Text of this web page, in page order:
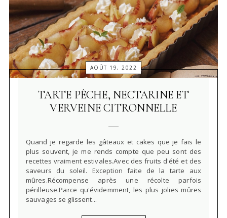
AOÛT 19, 2022
TARTE PÊCHE, NECTARINE ET
VERVEINE CITRONNELLE
Quand je regarde les gâteaux et cakes que je fais le
plus souvent, je me rends compte que peu sont des
recettes vraiment estivales.Avec des fruits d'été et des
saveurs du soleil. Exception faite de la tarte aux
mûres.Récompense après une récolte parfois
périlleuse.Parce qu'évidemment, les plus jolies mûres
sauvages se glissent...